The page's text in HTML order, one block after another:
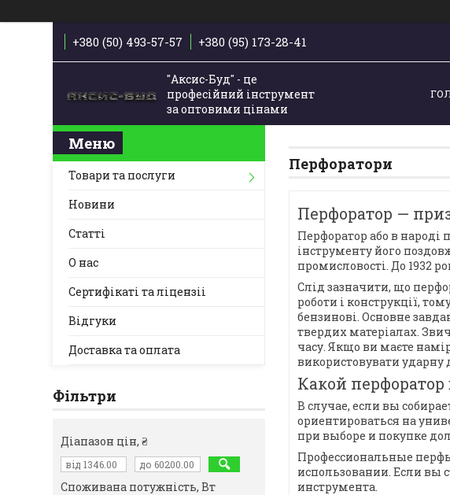
+380 (50) 493-57-57 +380 (95) 173-28-41
"Аксис-Буд" - це
професійний інструмент
за оптовими цінами
Перфоратори
Перфоратор —
Перфоратор або в народі
інструменту його
промисловості. До 1932
Слід зазначити, що
роботи і конструкції,
бензинові. Основне
твердих матеріалах.
часу. Якщо ви маєте
використовувати ударну
Какой перфоратор
В случае, если вы
ориентироваться на
при выборе и покупке
Профессиональные
использовании. Если вы
инструмента.
Товари та послуги
Новини
Статті
О нас
Сертифікаті та ліцензіі
Відгуки
Доставка та оплата
Фільтри
Діапазон цін, ₴
Споживана потужність, Вт